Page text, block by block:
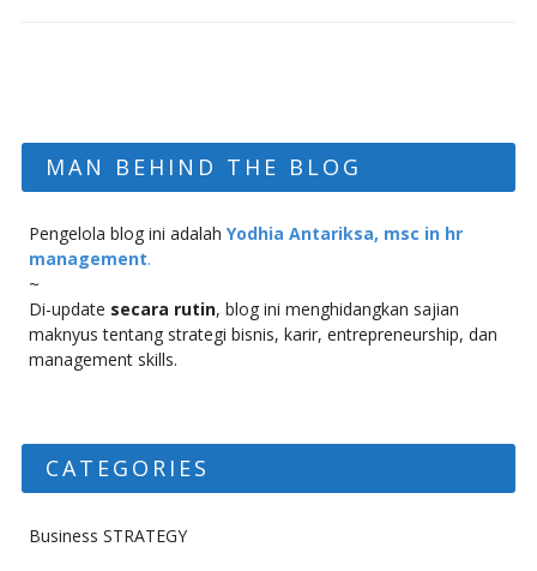
MAN BEHIND THE BLOG
Pengelola blog ini adalah Yodhia Antariksa, msc in hr
management.
~
Di-update secara rutin, blog ini menghidangkan sajian
maknyus tentang strategi bisnis, karir, entrepreneurship, dan
management skills.
CATEGORIES
Business STRATEGY